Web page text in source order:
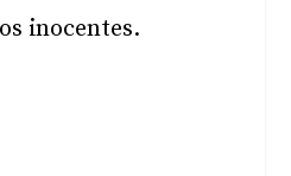
inocentes.